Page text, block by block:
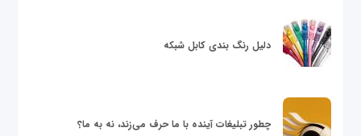
دلیل رنگ بندی کابل شبکه
چطور تبلیغات آینده با ما حرف می‌زند، نه به ما؟